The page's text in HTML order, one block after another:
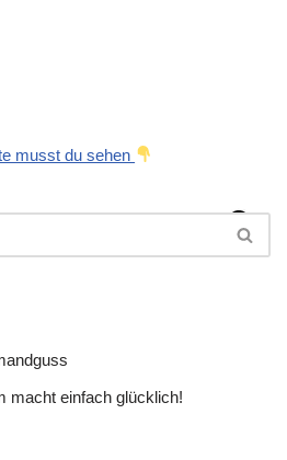
musst du sehen
macht einfach glücklich!